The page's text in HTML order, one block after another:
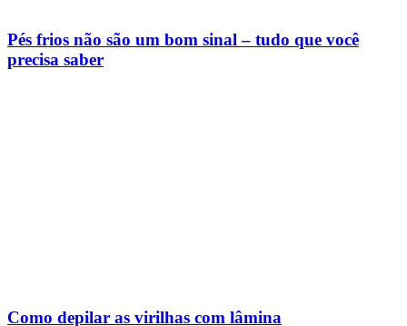
Pés frios não são um bom sinal – tudo que você
precisa saber
Como depilar as virilhas com lâmina